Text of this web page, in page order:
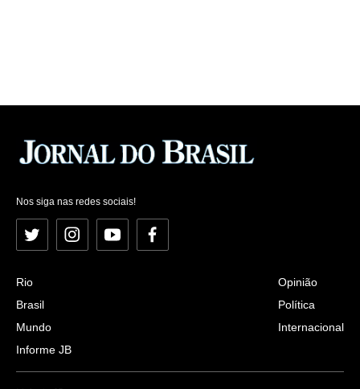
Nos siga nas redes sociais!
Twitter InstagramYouTubeFacebook
Rio
Brasil
Mundo
Informe JB
Opinião
Política
Internacional